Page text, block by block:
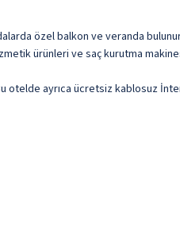
özel balkon ve veranda
ürünleri ve saç kurutma
otelde ayrıca ücretsiz kablosuz